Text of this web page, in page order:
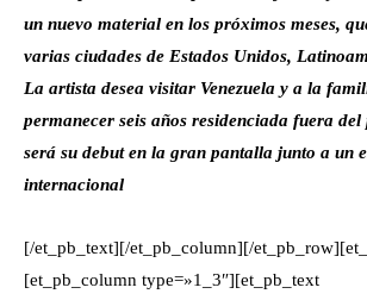
un nuevo material en los próximos meses,
varias ciudades de Estados Unidos,
La artista desea visitar Venezuela y a la
permanecer seis años residenciada fuera del
será su debut en la gran pantalla junto a un
internacional
[/et_pb_text][/et_pb_column][/
[et_pb_column type=»1_3″][et_pb_text